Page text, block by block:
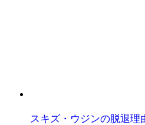
スキズ・ウジンの脱退